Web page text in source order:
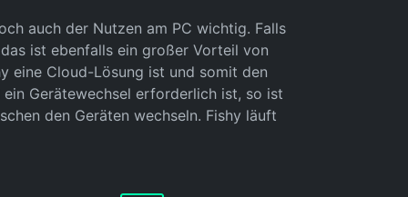
auch der Nutzen am PC wichtig. Falls
ist ebenfalls ein großer Vorteil von
eine Cloud-Lösung ist und somit den
Gerätewechsel erforderlich ist, so ist
den Geräten wechseln. Fishy läuft